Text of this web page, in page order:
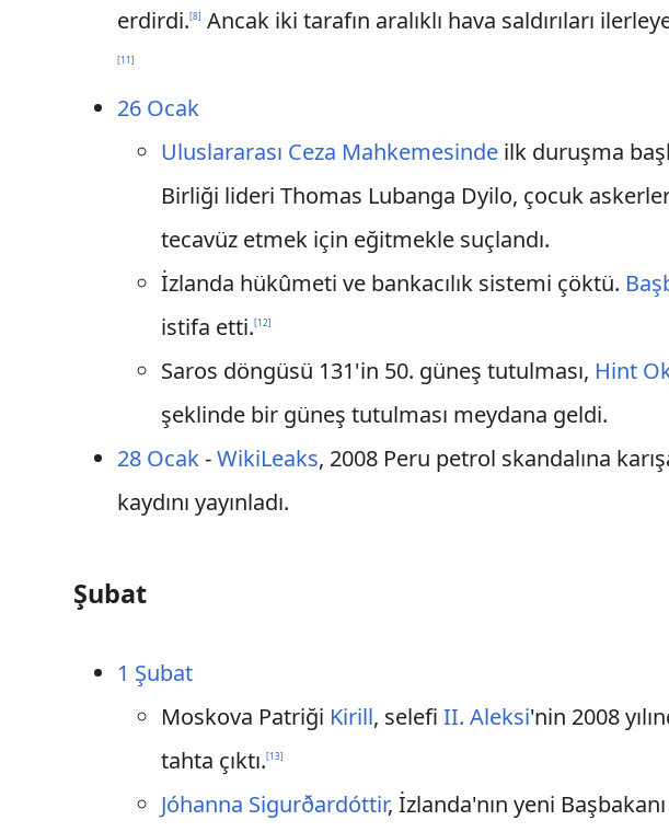
erdirdi.[8] Ancak iki tarafın aralıklı hava saldırıları
[11]
26 Ocak
Uluslararası Ceza Mahkemesinde ilk duruşma
Birliği lideri Thomas Lubanga Dyilo, çocuk
tecavüz etmek için eğitmekle suçlandı.
İzlanda hükûmeti ve bankacılık sistemi çöktü.
istifa etti.[12]
Saros döngüsü 131'in 50. güneş tutulması, Hint
şeklinde bir güneş tutulması meydana geldi.
28 Ocak-WikiLeaks, 2008 Peru petrol skandalına
kaydını yayınladı.
Şubat
1 Şubat
Moskova Patriği Kirill, selefiII. Aleksi'nin 2008
tahta çıktı.[13]
Jóhanna Sigurðardóttir, İzlanda'nın yeni